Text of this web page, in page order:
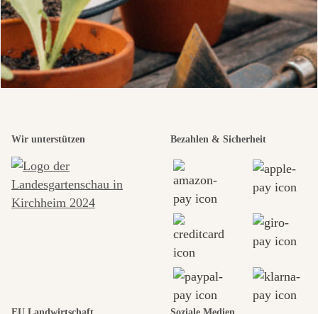
Wir unterstützen Bezahlen & Sicherheit